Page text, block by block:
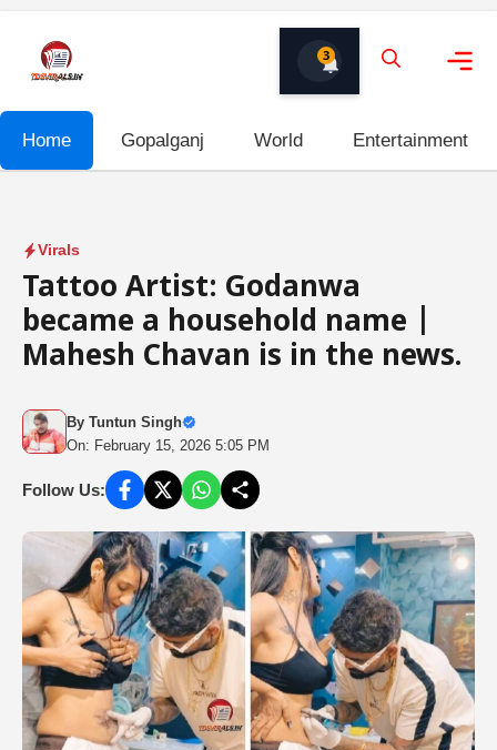
content
3
Home Gopalganj World Entertainment
Virals
Tattoo Artist: Godanwa
became a household name |
Mahesh Chavan is in the news.
By Tuntun Singh
On: February 15, 2026 5:05 PM
Follow Us: